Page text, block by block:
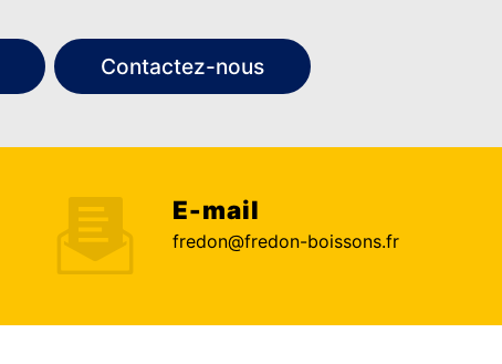
Contactez-nous
E-mail
fredon@fredon-boissons.fr